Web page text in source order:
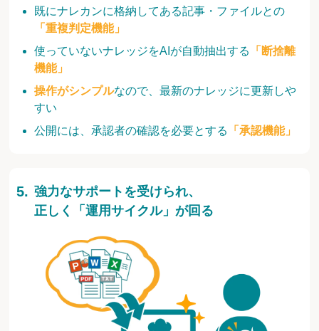
既にナレカンに格納してある記事・ファイルとの
「重複判定機能」
使っていないナレッジをAIが自動抽出する
「断捨離
機能」
操作がシンプルなので、最新のナレッジに更新しや
すい
公開には、承認者の確認を必要とする
「承認機能」
強力なサポートを受けられ、
正しく「運用サイクル」が回る